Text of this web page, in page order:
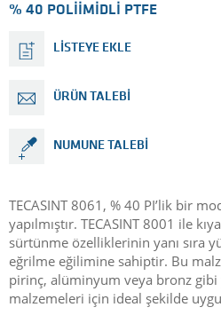
% 40 POLIIMIDLI PTFE
LISTEYE EKLE
ÜRÜN TALEBI
NUMUNE TALEBI
TECASINT 8061, % 40 PI’lik bir
yapılmıştır. TECASINT 8001 ile
sürtünme özelliklerinin yanı sıra
eğrilme eğilimine sahiptir. Bu
pirinç, alüminyum veya bronz
malzemeleri için ideal şekilde